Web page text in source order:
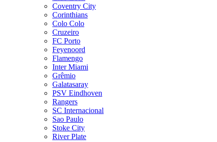
Coventry City
Corinthians
Colo Colo
Cruzeiro
FC Porto
Feyenoord
Flamengo
Inter Miami
Grêmio
Galatasaray
PSV Eindhoven
Rangers
SC Internacional
Sao Paulo
Stoke City
River Plate